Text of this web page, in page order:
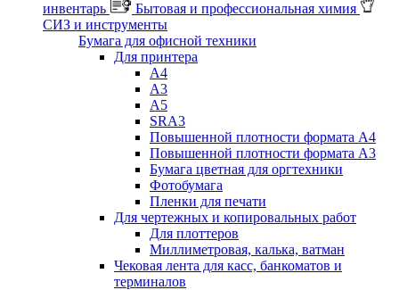
инвентарь
Бытовая и профессиональная химия
СИЗ и инструменты
Бумага для офисной техники
Для принтера
А4
А3
А5
SRA3
Повышенной плотности формата А4
Повышенной плотности формата А3
Бумага цветная для оргтехники
Фотобумага
Пленки для печати
Для чертежных и копировальных работ
Для плоттеров
Миллиметровая, калька, ватман
Чековая лента для касс, банкоматов и
терминалов